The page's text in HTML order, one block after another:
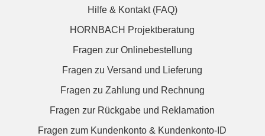
Hilfe & Kontakt (FAQ)
HORNBACH Projektberatung
Fragen zur Onlinebestellung
Fragen zu Versand und Lieferung
Fragen zu Zahlung und Rechnung
Fragen zur Rückgabe und Reklamation
Fragen zum Kundenkonto & Kundenkonto-ID